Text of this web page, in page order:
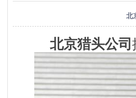
北
北京猎头公司